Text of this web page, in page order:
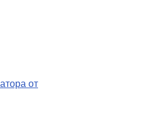
от